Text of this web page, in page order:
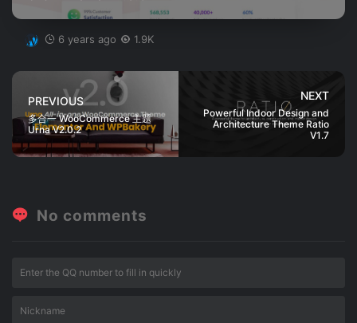
6 years ago 1.9K
PREVIOUS
多合一 WooCommerce 主题
Urna V2.0.2
NEXT
Powerful Indoor Design and
Architecture Theme Ratio
V1.7
No comments